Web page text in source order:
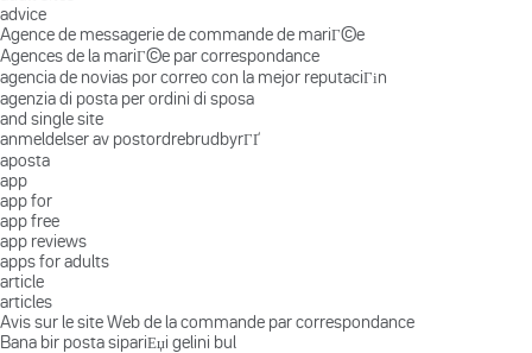
advice
Agence de messagerie de commande de mariГ©e
Agences de la mariГ©e par correspondance
agencia de novias por correo con la mejor reputaciГіn
agenzia di posta per ordini di sposa
and single site
anmeldelser av postordrebrudbyrГҐ
aposta
app
app for
app free
app reviews
apps for adults
article
articles
Avis sur le site Web de la commande par correspondance
Bana bir posta sipariЕџi gelini bul